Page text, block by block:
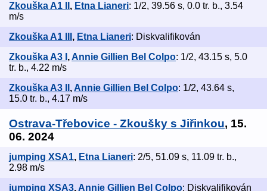
Zkouška A1 II , Etna Lianeri: 1/2, 39.56 s, 0.0 tr. b., 3.54
m/s
Zkouška A1 III , Etna Lianeri: Diskvalifikován
Zkouška A3 I ,Annie Gillien Bel Colpo: 1/2, 43.15 s, 5.0
tr. b., 4.22 m/s
Zkouška A3 II , Annie Gillien Bel Colpo: 1/2, 43.64 s,
15.0 tr. b., 4.17 m/s
Ostrava-Třebovice - Zkoušky s Jiřinkou, 15.
06. 2024
jumping XSA1, Etna Lianeri: 2/5, 51.09 s, 11.09 tr. b.,
2.98 m/s
jumping XSA3, Annie Gillien Bel Colpo: Diskvalifikován